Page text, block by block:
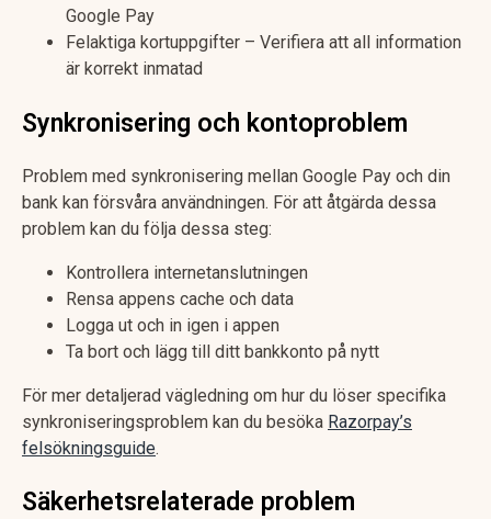
Google Pay
Felaktiga kortuppgifter – Verifiera att all information
är korrekt inmatad
Synkronisering och kontoproblem
Problem med synkronisering mellan Google Pay och din
bank kan försvåra användningen. För att åtgärda dessa
problem kan du följa dessa steg:
Kontrollera internetanslutningen
Rensa appens cache och data
Logga ut och in igen i appen
Ta bort och lägg till ditt bankkonto på nytt
För mer detaljerad vägledning om hur du löser specifika
synkroniseringsproblem kan du besöka Razorpay’s
felsökningsguide.
Säkerhetsrelaterade problem